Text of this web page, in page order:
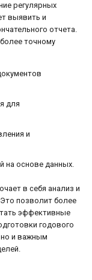
регулярных
выявить и
отчета.
точному
для
и
на основе данных.
в себя анализ и
позволит более
эффективные
годового
но и важным